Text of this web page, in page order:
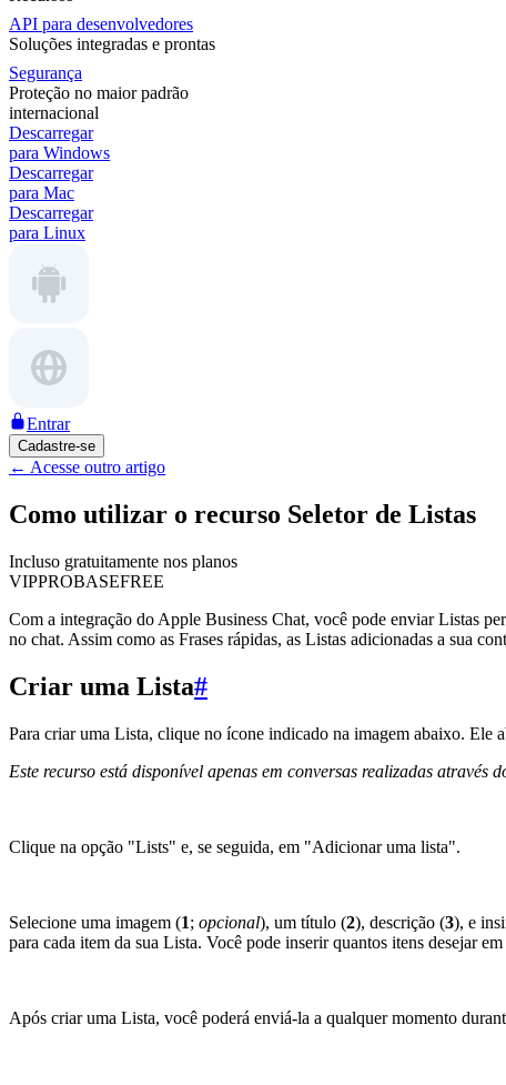
API para desenvolvedores
Soluções integradas e prontas
Segurança
Proteção no maior padrão
internacional
Descarregar
para Windows
Descarregar
para Mac
Descarregar
para Linux
Entrar
Cadastre-se
← Acesse outro artigo
Como utilizar o recurso Seletor de Listas
Incluso gratuitamente nos planos
VIPPROBASEFREE
Com a integração do Apple Business Chat, você pode enviar Listas
no chat. Assim como as Frases rápidas, as Listas adicionadas a sua
Criar uma Lista#
Para criar uma Lista, clique no ícone indicado na imagem abaixo. Ele
Este recurso está disponível apenas em conversas realizadas através
Clique na opção "Lists" e, se seguida, em "Adicionar uma lista".
Selecione uma imagem (1; opcional), um título (2), descrição (3), e
para cada item da sua Lista. Você pode inserir quantos itens desejar
Após criar uma Lista, você poderá enviá-la a qualquer momento